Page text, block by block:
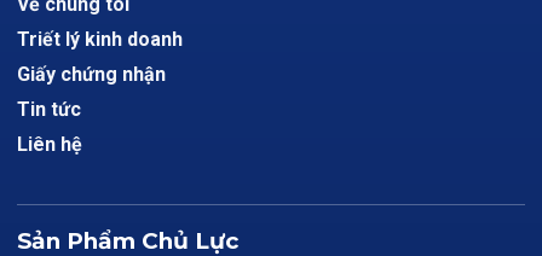
Triết lý kinh doanh
Giấy chứng nhận
Tin tức
Liên hệ
Sản Phẩm Chủ Lực